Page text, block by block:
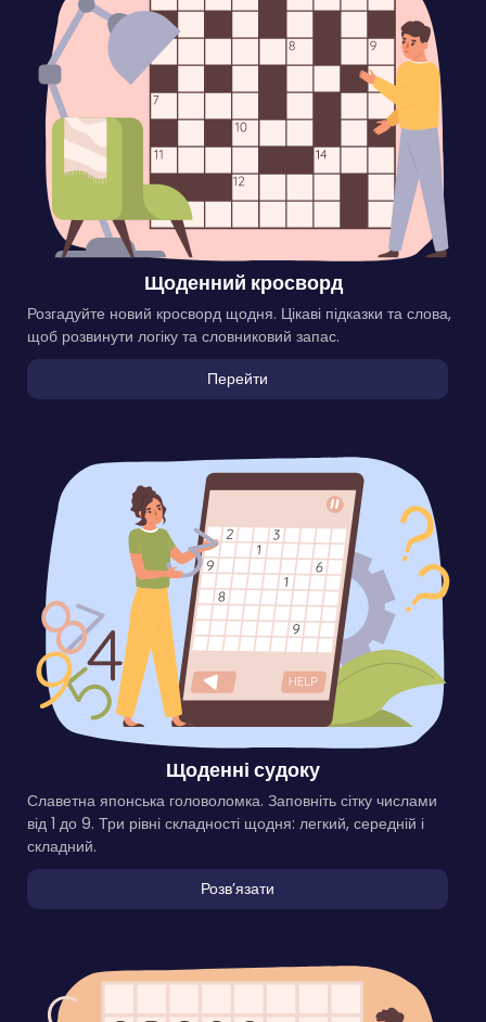
Щоденний кросворд
Розгадуйте новий кросворд щодня. Цікаві підказки та слова,
щоб розвинути логіку та словниковий запас.
Перейти
Щоденні судоку
Славетна японська головоломка. Заповніть сітку числами
від 1 до 9. Три рівні складності щодня: легкий, середній і
складний.
Розвʼязати